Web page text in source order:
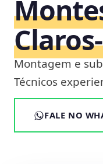
Montagem e
Técnicos
FALE NO